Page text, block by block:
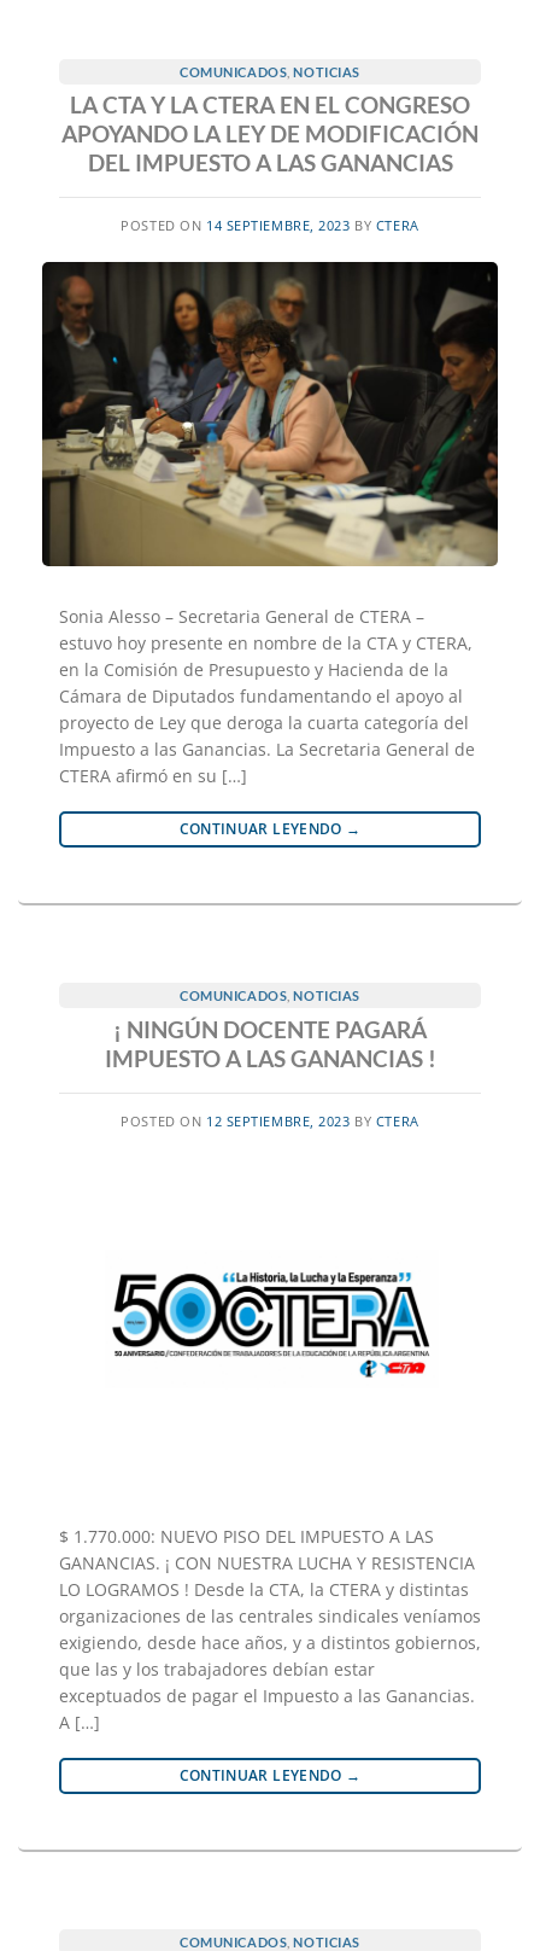
COMUNICADOS ,NOTICIAS
LA CTA Y LA CTERA EN EL CONGRESO
APOYANDO LA LEY DE MODIFICACIÓN
DEL IMPUESTO A LAS GANANCIAS
POSTED ON 14 SEPTIEMBRE, 2023 BY CTERA
Sonia Alesso – Secretaria General de CTERA –
estuvo hoy presente en nombre de la CTA y CTERA,
en la Comisión de Presupuesto y Hacienda de la
Cámara de Diputados fundamentando el apoyo al
proyecto de Ley que deroga la cuarta categoría del
Impuesto a las Ganancias. La Secretaria General de
CTERA afirmó en su […]
CONTINUAR LEYENDO →
COMUNICADOS ,NOTICIAS
¡ NINGÚN DOCENTE PAGARÁ
IMPUESTO A LAS GANANCIAS !
POSTED ON 12 SEPTIEMBRE, 2023 BY CTERA
$ 1.770.000: NUEVO PISO DEL IMPUESTO A LAS
GANANCIAS. ¡ CON NUESTRA LUCHA Y RESISTENCIA
LO LOGRAMOS ! Desde la CTA, la CTERA y distintas
organizaciones de las centrales sindicales veníamos
exigiendo, desde hace años, y a distintos gobiernos,
que las y los trabajadores debían estar
exceptuados de pagar el Impuesto a las Ganancias.
A […]
CONTINUAR LEYENDO →
COMUNICADOS ,NOTICIAS